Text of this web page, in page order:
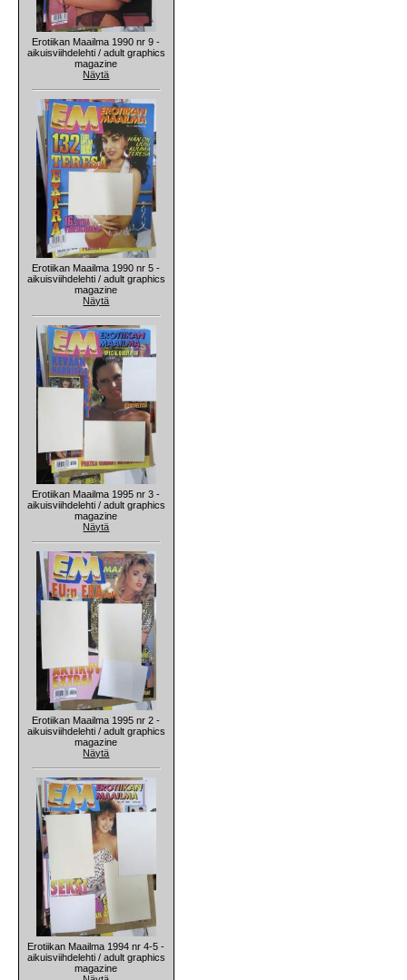
Erotiikan Maailma 1990 nr 9 -
aikuisviihdelehti / adult graphics
magazine
Näytä
Erotiikan Maailma 1990 nr 5 -
aikuisviihdelehti / adult graphics
magazine
Näytä
Erotiikan Maailma 1995 nr 3 -
aikuisviihdelehti / adult graphics
magazine
Näytä
Erotiikan Maailma 1995 nr 2 -
aikuisviihdelehti / adult graphics
magazine
Näytä
Erotiikan Maailma 1994 nr 4-5 -
aikuisviihdelehti / adult graphics
magazine